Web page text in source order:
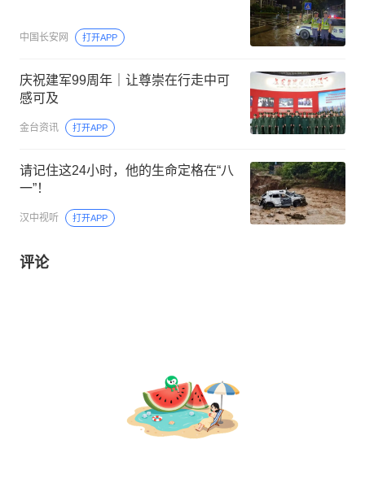
中国长安网 打开APP
庆祝建军99周年｜让尊崇在行走中可
感可及
金台资讯 打开APP
请记住这24小时，他的生命定格在“八
一”！
汉中视听 打开APP
评论